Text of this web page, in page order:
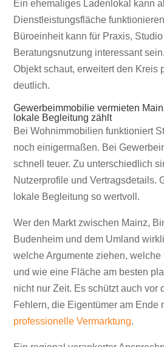
Ein ehemaliges Ladenlokal kann
Dienstleistungsfläche
Büroeinheit kann für Praxis,
Beratungsnutzung interessant
Objekt schaut, erweitert den Kreis
deutlich.
Gewerbeimmobilie vermieten
lokale Begleitung zählt
Bei Wohnimmobilien funktioniert
noch einigermaßen. Bei
schnell teuer. Zu unterschiedlich
Nutzerprofile und Vertragsdetails.
lokale Begleitung so wertvoll.
Wer den Markt zwischen Mainz,
Budenheim und dem Umland
welche Argumente ziehen,
und wie eine Fläche am besten
nicht nur Zeit. Es schützt auch vor
Fehlern, die Eigentümer am Ende
professionelle Vermarktung.